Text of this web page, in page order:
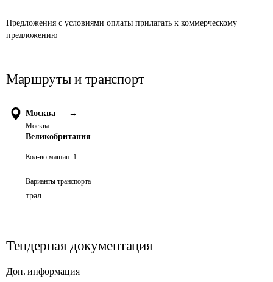
Предложения с условиями оплаты прилагать к коммерческому
предложению
Маршруты и транспорт
Москва →
Москва
Великобритания
Кол-во машин: 1
Варианты транспорта
трал
Тендерная документация
Доп. информация